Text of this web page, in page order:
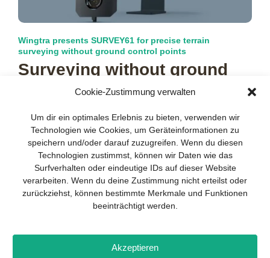
Cookie-Zustimmung verwalten
Um dir ein optimales Erlebnis zu bieten, verwenden wir
Technologien wie Cookies, um Geräteinformationen zu
speichern und/oder darauf zuzugreifen. Wenn du diesen
Technologien zustimmst, können wir Daten wie das
Surfverhalten oder eindeutige IDs auf dieser Website
verarbeiten. Wenn du deine Zustimmung nicht erteilst oder
zurückziehst, können bestimmte Merkmale und Funktionen
beeinträchtigt werden.
Akzeptieren
Wingtra presents SURVEY61 for precise terrain
surveying without ground control points
Surveying without ground
support
its WingtraRAY drone. What makes it special is thatmore…
Imprint Privacy policy Contact Drones+
Magazine
subscription
Media kit
X
Your guide to success
Developing and implementing a
sustainable business model is essential
for any company. The Business Model
Canvas helps to stay focused on the
essentials and keep in mind what really
matters.
for SMEs: „From product to business: